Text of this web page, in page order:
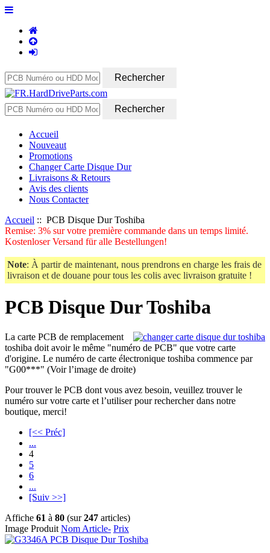
Accueil
Nouveaut
Promotions
Changer Carte Disque Dur
Livraisons & Retours
Avis des clients
Nous Contacter
Accueil :: PCB Disque Dur Toshiba
Remise: 3% sur votre première commande dans un temps limité.
Kostenloser Versand für alle Bestellungen!
Note: À partir de maintenant, nous prendrons en charge les frais de
livraison et de douane pour tous les colis avec livraison gratuite !
PCB Disque Dur Toshiba
La carte PCB de remplacement
toshiba doit avoir le même "numéro de PCB" que votre carte
d'origine. Le numéro de carte électronique toshiba commence par
"G00***" (Voir l’image de droite)
Pour trouver le PCB dont vous avez besoin, veuillez trouver le
numéro sur votre carte et l’utiliser pour rechercher dans notre
boutique, merci!
[<< Préc]
...
4
5
6
...
[Suiv >>]
Affiche 61 à 80 (sur247 articles)
Image Produit Nom Article- Prix